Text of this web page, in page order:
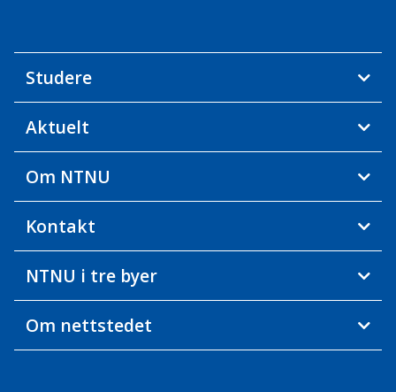
Studere
Aktuelt
Om NTNU
Kontakt
NTNU i tre byer
Om nettstedet